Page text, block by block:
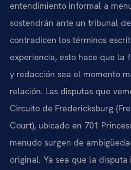
entendimiento informal a
sostendrán ante un tribunal
contradicen los términos
experiencia, esto hace que la
y redacción sea el momento
relación. Las disputas que
Circuito de Fredericksburg
Court), ubicado en 701
menudo surgen de
original. Ya sea que la disputa